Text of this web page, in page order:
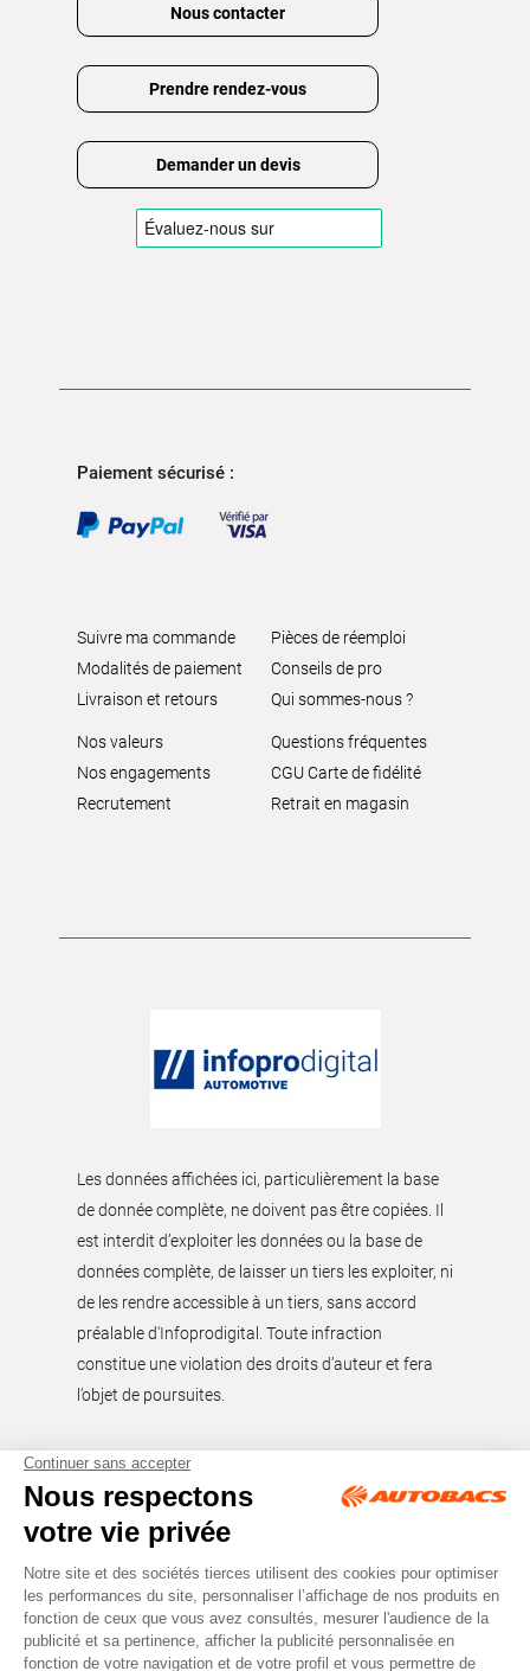
Nous contacter
Prendre rendez-vous
Demander un devis
Paiement sécurisé :
Suivre ma commande
Modalités de paiement
Livraison et retours
Pièces de réemploi
Conseils de pro
Qui sommes-nous ?
Nos valeurs
Nos engagements
Recrutement
Questions fréquentes
CGU Carte de fidélité
Retrait en magasin
Les données affichées ici, particulièrement la base
de donnée complète, ne doivent pas être copiées. Il
est interdit d’exploiter les données ou la base de
données complète, de laisser un tiers les exploiter, ni
de les rendre accessible à un tiers, sans accord
préalable d'Infoprodigital. Toute infraction
constitue une violation des droits d’auteur et fera
l’objet de poursuites.
Tous droits réservés © Autobacs